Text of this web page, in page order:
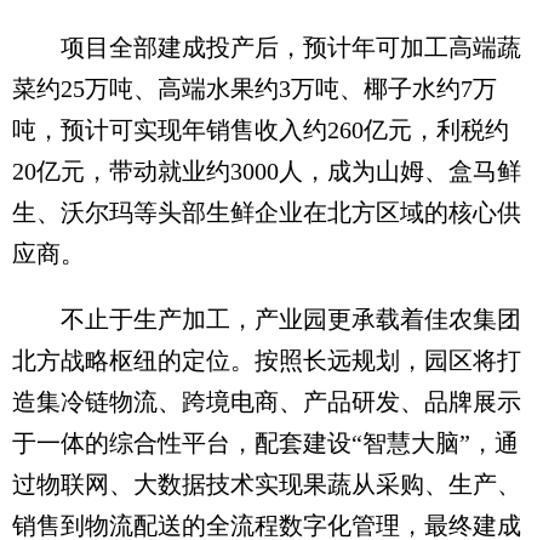
项目全部建成投产后，预计年可加工高端蔬
菜约25万吨、高端水果约3万吨、椰子水约7万
吨，预计可实现年销售收入约260亿元，利税约
20亿元，带动就业约3000人，成为山姆、盒马鲜
生、沃尔玛等头部生鲜企业在北方区域的核心供
应商。
不止于生产加工，产业园更承载着佳农集团
北方战略枢纽的定位。按照长远规划，园区将打
造集冷链物流、跨境电商、产品研发、品牌展示
于一体的综合性平台，配套建设“智慧大脑”，通
过物联网、大数据技术实现果蔬从采购、生产、
销售到物流配送的全流程数字化管理，最终建成